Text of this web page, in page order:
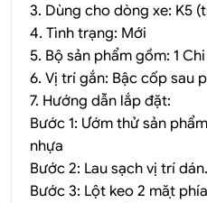
3. Dùng cho dòng xe: K5
4. Tình trạng: Mới
5. Bộ sản phẩm gồm: 1
6. Vị trí gắn: Bậc cốp sau
7. Hướng dẫn lắp đặt:
Bước 1: Ướm thử sản
nhựa
Bước 2: Lau sạch vị trí dán.
Bước 3: Lột keo 2 mặt